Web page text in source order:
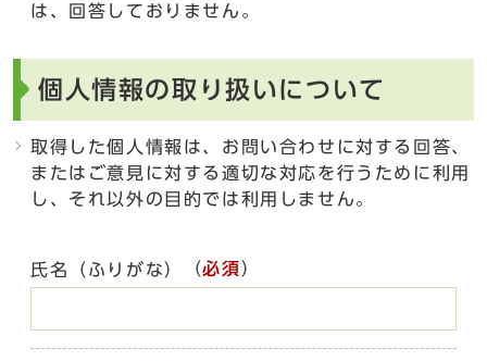
は、回答しておりません。
個人情報の取り扱いについて
取得した個人情報は、お問い合わせに対する回答、
またはご意見に対する適切な対応を行うために利用
し、それ以外の目的では利用しません。
氏名（ふりがな） （必須）